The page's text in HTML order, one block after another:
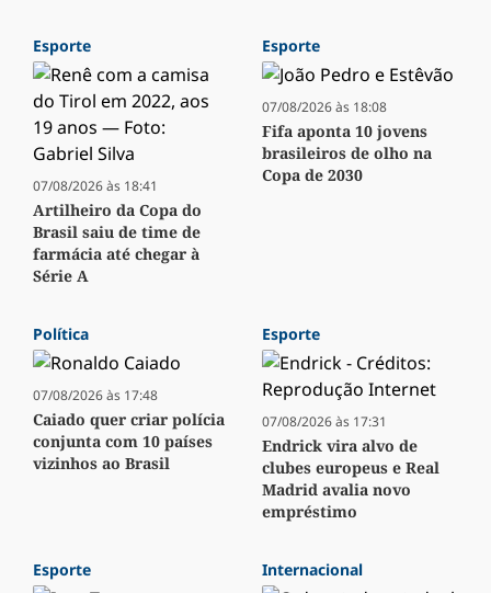
Esporte
07/08/2026 às 18:41
Artilheiro da Copa do
Brasil saiu de time de
farmácia até chegar à
Série A
Esporte
07/08/2026 às 18:08
Fifa aponta 10 jovens
brasileiros de olho na
Copa de 2030
Política
07/08/2026 às 17:48
Caiado quer criar polícia
conjunta com 10 países
vizinhos ao Brasil
Esporte
07/08/2026 às 17:31
Endrick vira alvo de
clubes europeus e Real
Madrid avalia novo
empréstimo
Esporte Internacional